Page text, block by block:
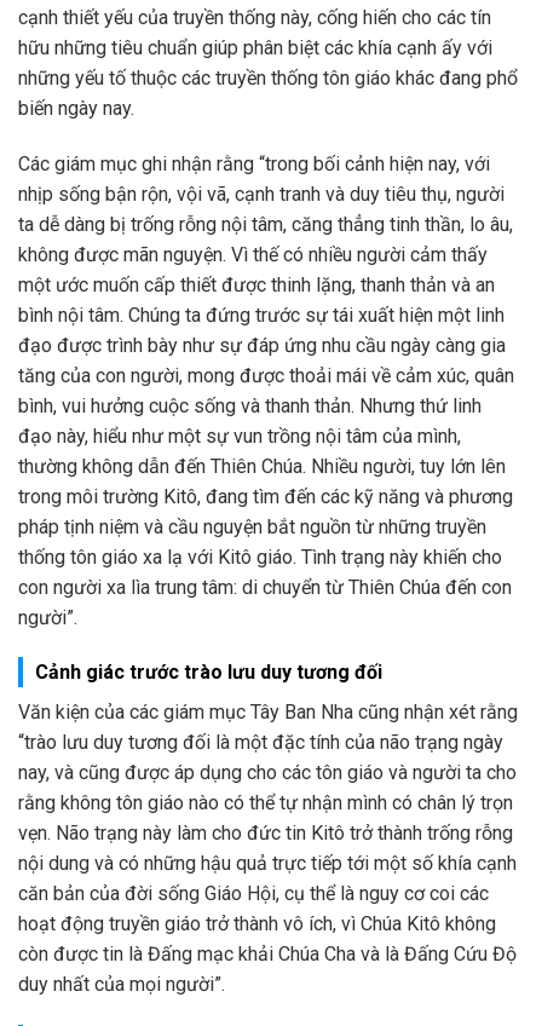
cạnh thiết yếu của truyền thống này, cống hiến cho các tín
hữu những tiêu chuẩn giúp phân biệt các khía cạnh ấy với
những yếu tố thuộc các truyền thống tôn giáo khác đang phổ
biến ngày nay.
Các giám mục ghi nhận rằng “trong bối cảnh hiện nay, với
nhịp sống bận rộn, vội vã, cạnh tranh và duy tiêu thụ, người
ta dễ dàng bị trống rỗng nội tâm, căng thẳng tinh thần, lo âu,
không được mãn nguyện. Vì thế có nhiều người cảm thấy
một ước muốn cấp thiết được thinh lặng, thanh thản và an
bình nội tâm. Chúng ta đứng trước sự tái xuất hiện một linh
đạo được trình bày như sự đáp ứng nhu cầu ngày càng gia
tăng của con người, mong được thoải mái về cảm xúc, quân
bình, vui hưởng cuộc sống và thanh thản. Nhưng thứ linh
đạo này, hiểu như một sự vun trồng nội tâm của mình,
thường không dẫn đến Thiên Chúa. Nhiều người, tuy lớn lên
trong môi trường Kitô, đang tìm đến các kỹ năng và phương
pháp tịnh niệm và cầu nguyện bắt nguồn từ những truyền
thống tôn giáo xa lạ với Kitô giáo. Tình trạng này khiến cho
con người xa lìa trung tâm: di chuyển từ Thiên Chúa đến con
người”.
Cảnh giác trước trào lưu duy tương đối
Văn kiện của các giám mục Tây Ban Nha cũng nhận xét rằng
“trào lưu duy tương đối là một đặc tính của não trạng ngày
nay, và cũng được áp dụng cho các tôn giáo và người ta cho
rằng không tôn giáo nào có thể tự nhận mình có chân lý trọn
vẹn. Não trạng này làm cho đức tin Kitô trở thành trống rỗng
nội dung và có những hậu quả trực tiếp tới một số khía cạnh
căn bản của đời sống Giáo Hội, cụ thể là nguy cơ coi các
hoạt động truyền giáo trở thành vô ích, vì Chúa Kitô không
còn được tin là Đấng mạc khải Chúa Cha và là Đấng Cứu Độ
duy nhất của mọi người”.